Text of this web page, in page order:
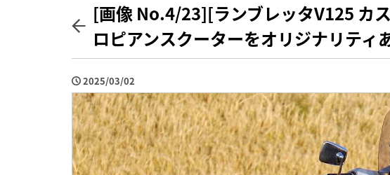
[画像 No.4/23][ランブレッタV125 カ
ロピアンスクーターをオリジナリティ
2025/03/02